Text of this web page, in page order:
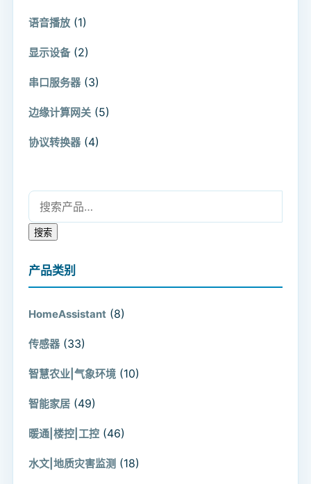
语音播放 (1)
显示设备 (2)
串口服务器 (3)
边缘计算网关 (5)
协议转换器 (4)
搜索：
搜索
产品类别
HomeAssistant (8)
传感器 (33)
智慧农业|气象环境 (10)
智能家居 (49)
暖通|楼控|工控 (46)
水文|地质灾害监测 (18)